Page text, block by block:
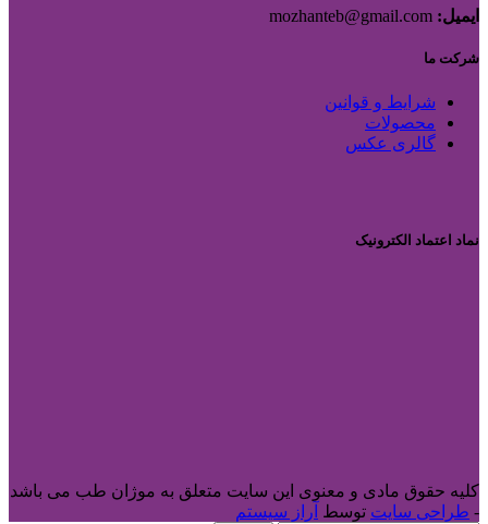
ایمیل:
شرکت ما
شرایط و قوانین
محصولات
گالری عکس
نماد اعتماد الکترونیک
کلیه حقوق مادی و معنوی این سایت متعلق به موژان طب می باشد
- طراحی سایت توسط آراز سیستم